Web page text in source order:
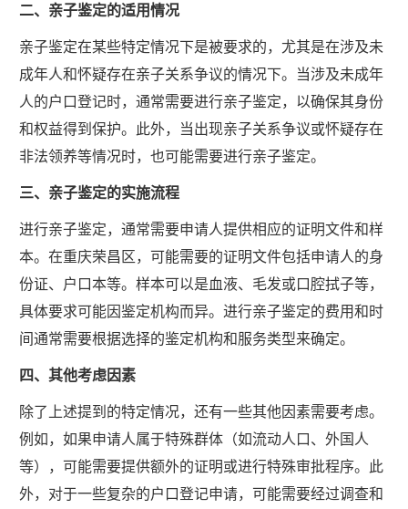
二、亲子鉴定的适用情况
亲子鉴定在某些特定情况下是被要求的，尤其是在涉及未
成年人和怀疑存在亲子关系争议的情况下。当涉及未成年
人的户口登记时，通常需要进行亲子鉴定，以确保其身份
和权益得到保护。此外，当出现亲子关系争议或怀疑存在
非法领养等情况时，也可能需要进行亲子鉴定。
三、亲子鉴定的实施流程
进行亲子鉴定，通常需要申请人提供相应的证明文件和样
本。在重庆荣昌区，可能需要的证明文件包括申请人的身
份证、户口本等。样本可以是血液、毛发或口腔拭子等，
具体要求可能因鉴定机构而异。进行亲子鉴定的费用和时
间通常需要根据选择的鉴定机构和服务类型来确定。
四、其他考虑因素
除了上述提到的特定情况，还有一些其他因素需要考虑。
例如，如果申请人属于特殊群体（如流动人口、外国人
等），可能需要提供额外的证明或进行特殊审批程序。此
外，对于一些复杂的户口登记申请，可能需要经过调查和